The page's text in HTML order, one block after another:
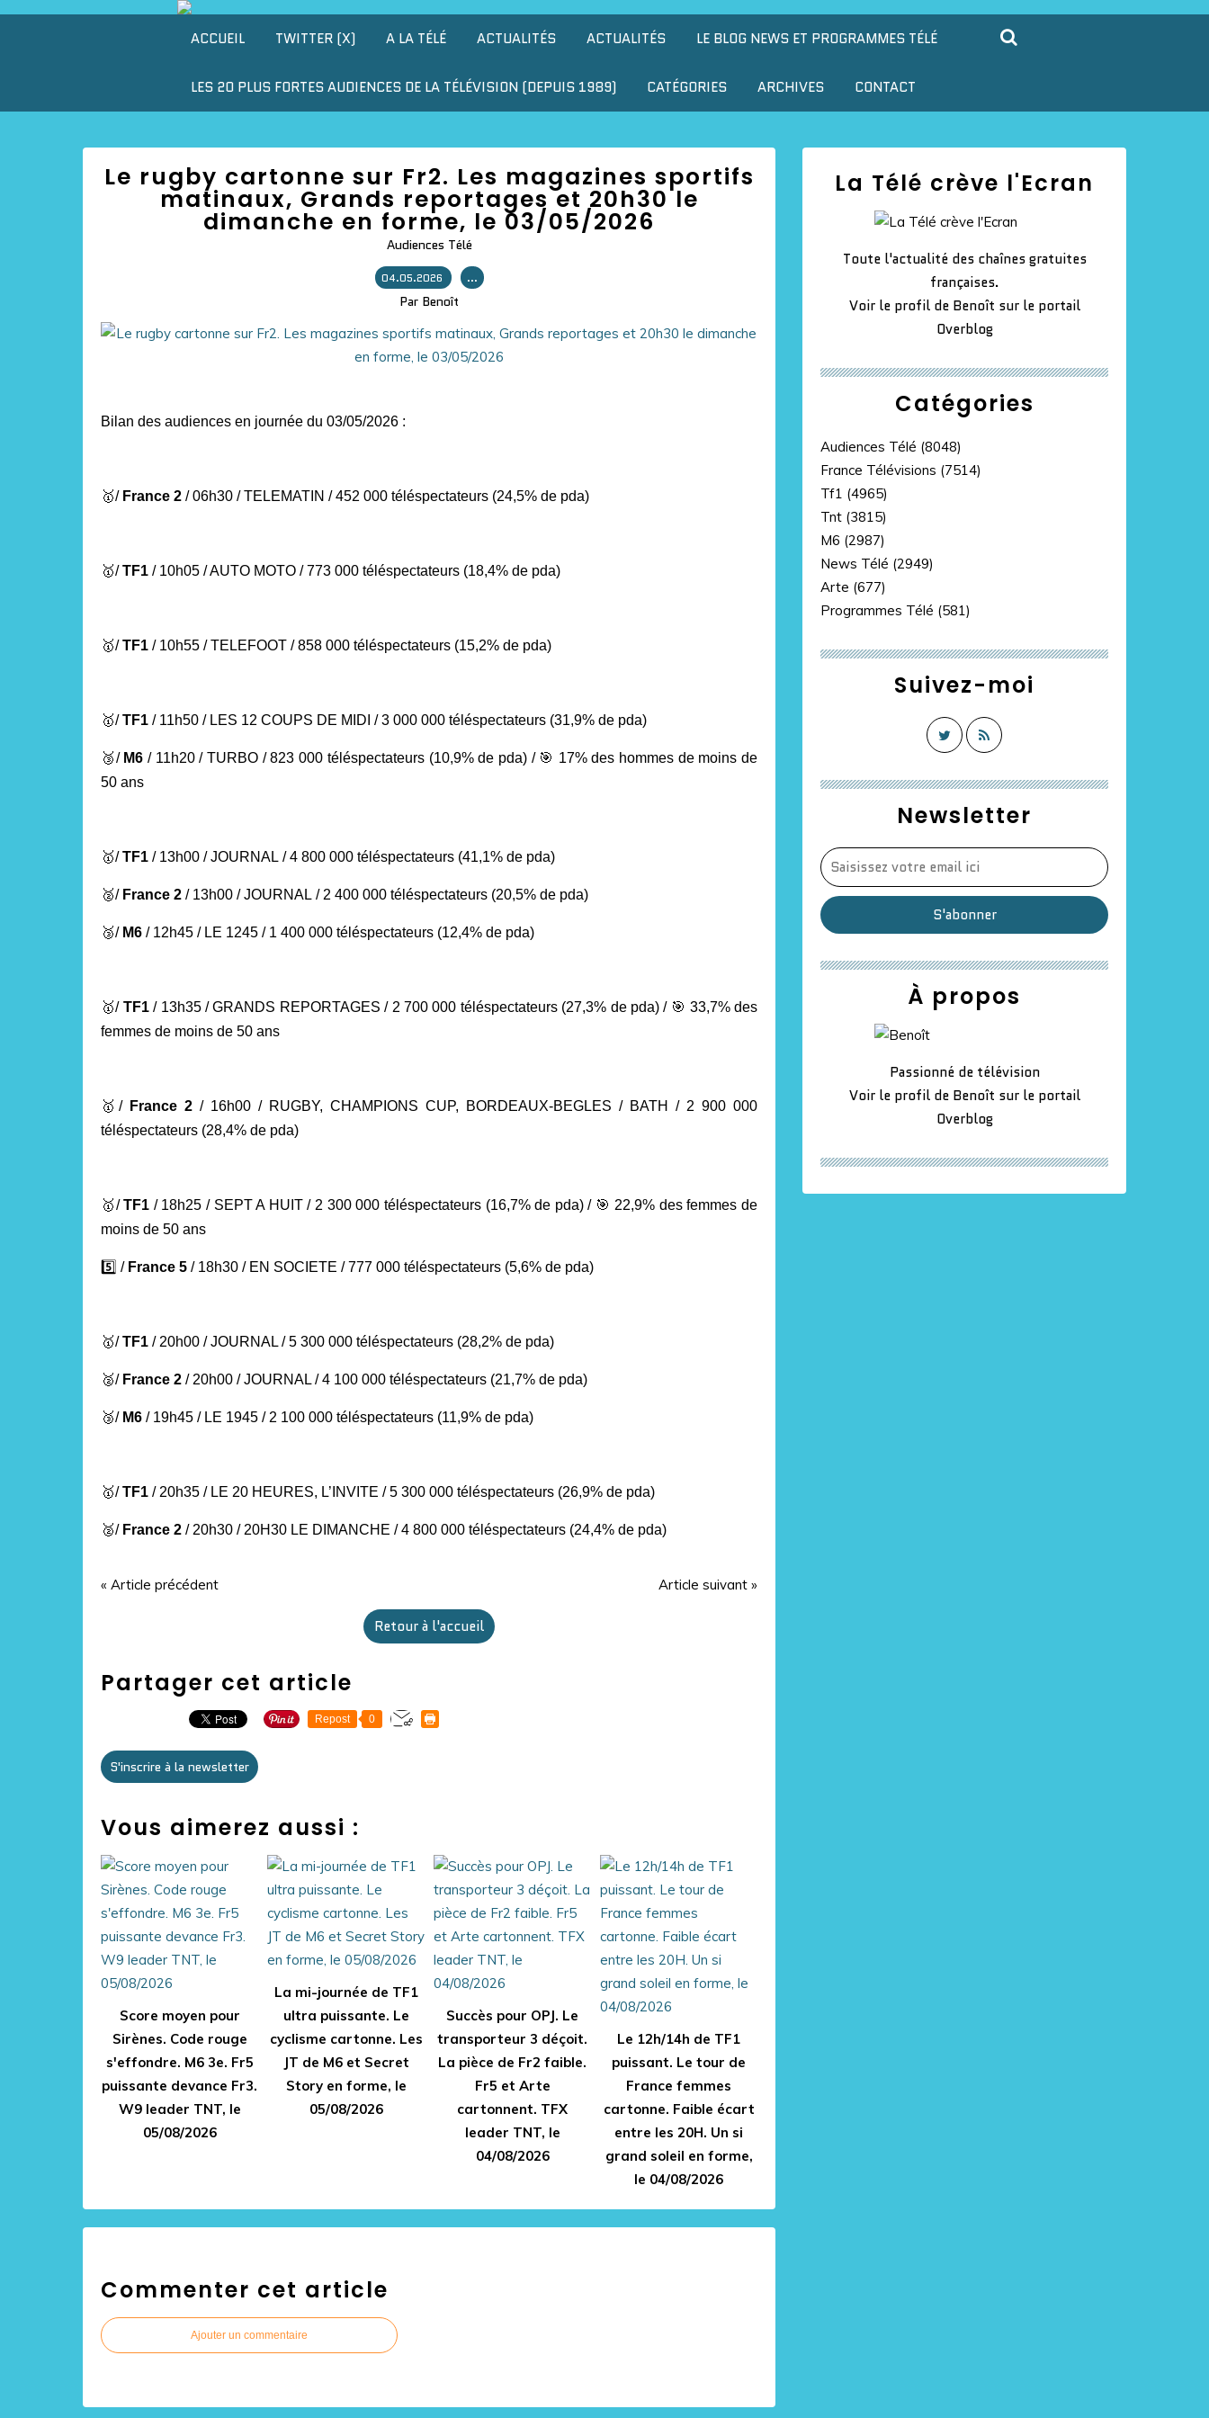
ACCUEIL TWITTER (X) A LA TÉLÉ ACTUALITÉS ACTUALITÉS LE BLOG NEWS ET PROGRAMMES TÉLÉ
LES 20 PLUS FORTES AUDIENCES DE LA TÉLÉVISION (DEPUIS 1989) CATÉGORIES ARCHIVES CONTACT
Le rugby cartonne sur Fr2. Les magazines sportifs
matinaux, Grands reportages et 20h30 le
dimanche en forme, le 03/05/2026
Audiences Télé
04.05.2026 …
Par Benoît
Bilan des audiences en journée du 03/05/2026 :
🥇/ France 2 / 06h30 / TELEMATIN / 452 000 téléspectateurs (24,5% de pda)
🥇/TF1 / 10h05 / AUTO MOTO / 773 000 téléspectateurs (18,4% de pda)
🥇/TF1 / 10h55 / TELEFOOT / 858 000 téléspectateurs (15,2% de pda)
🥇/TF1 / 11h50 / LES 12 COUPS DE MIDI / 3 000 000 téléspectateurs (31,9% de pda)
🥉/ M6/ 11h20 / TURBO / 823 000 téléspectateurs (10,9% de pda) / 🎯 17% des hommes de moins de
50 ans
🥇/TF1 / 13h00 / JOURNAL / 4 800 000 téléspectateurs (41,1% de pda)
🥈/ France 2 / 13h00 / JOURNAL / 2 400 000 téléspectateurs (20,5% de pda)
🥉/ M6 / 12h45 / LE 1245 / 1 400 000 téléspectateurs (12,4% de pda)
🥇/ TF1/ 13h35 / GRANDS REPORTAGES / 2 700 000 téléspectateurs (27,3% de pda) / 🎯 33,7% des
femmes de moins de 50 ans
🥇 / France 2 / 16h00 / RUGBY, CHAMPIONS CUP, BORDEAUX-BEGLES / BATH / 2 900 000
téléspectateurs (28,4% de pda)
🥇/TF1 / 18h25 / SEPT A HUIT / 2 300 000 téléspectateurs (16,7% de pda) / 🎯 22,9% des femmes de
moins de 50 ans
5️⃣ / France 5 / 18h30 / EN SOCIETE / 777 000 téléspectateurs (5,6% de pda)
🥇/TF1 / 20h00 / JOURNAL / 5 300 000 téléspectateurs (28,2% de pda)
🥈/ France 2 / 20h00 / JOURNAL / 4 100 000 téléspectateurs (21,7% de pda)
🥉/ M6 / 19h45 / LE 1945 / 2 100 000 téléspectateurs (11,9% de pda)
🥇/TF1 / 20h35 / LE 20 HEURES, L’INVITE / 5 300 000 téléspectateurs (26,9% de pda)
🥈/ France 2 / 20h30 / 20H30 LE DIMANCHE / 4 800 000 téléspectateurs (24,4% de pda)
« Article précédent Article suivant »
Retour à l'accueil
Partager cet article
Repost 0
S'inscrire à la newsletter
Vous aimerez aussi :
Score moyen pour
Sirènes. Code rouge
s'effondre. M6 3e. Fr5
puissante devance Fr3.
W9 leader TNT, le
05/08/2026
La mi-journée de TF1
ultra puissante. Le
cyclisme cartonne. Les
JT de M6 et Secret
Story en forme, le
05/08/2026
Succès pour OPJ. Le
transporteur 3 déçoit.
La pièce de Fr2 faible.
Fr5 et Arte
cartonnent. TFX
leader TNT, le
04/08/2026
Le 12h/14h de TF1
puissant. Le tour de
France femmes
cartonne. Faible écart
entre les 20H. Un si
grand soleil en forme,
le 04/08/2026
Commenter cet article
Ajouter un commentaire
Newsletter
Catégories
Audiences Télé (8048)
France Télévisions (7514)
Tf1 (4965)
Tnt (3815)
M6 (2987)
News Télé (2949)
Arte (677)
Programmes Télé (581)
La Télé crève l'Ecran
Toute l'actualité des chaînes gratuites
françaises.
Voir le profil de Benoît sur le portail
Overblog
Suivez-moi
À propos
Passionné de télévision
Voir le profil de Benoît sur le portail
Overblog